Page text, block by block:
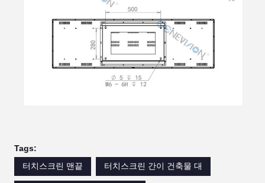
Tags:
터치스크린 맨끝
터치스크린 간이 건축물 대